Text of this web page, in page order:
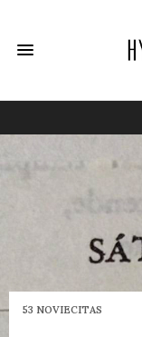
53 NOVIECITAS